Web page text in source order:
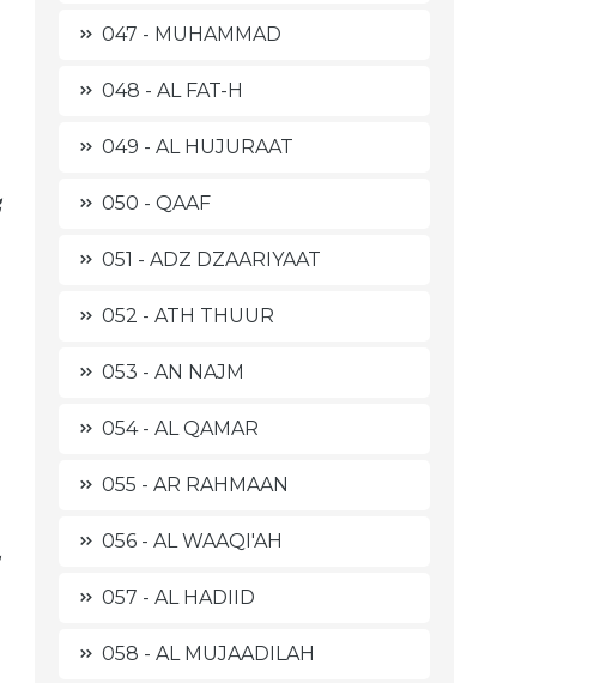
047 - MUHAMMAD
048 - AL FAT-H
049 - AL HUJURAAT
050 - QAAF
051 - ADZ DZAARIYAAT
052 - ATH THUUR
053 - AN NAJM
054 - AL QAMAR
055 - AR RAHMAAN
056 - AL WAAQI'AH
057 - AL HADIID
058 - AL MUJAADILAH